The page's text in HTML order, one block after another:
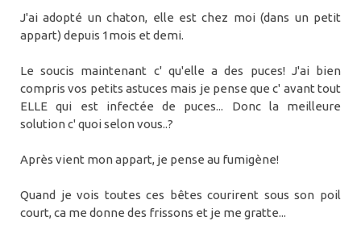
J'ai adopté un chaton, elle est chez moi (dans un petit
appart) depuis 1mois et demi.
Le soucis maintenant c' qu'elle a des puces! J'ai bien
compris vos petits astuces mais je pense que c' avant tout
ELLE qui est infectée de puces... Donc la meilleure
solution c' quoi selon vous..?
Après vient mon appart, je pense au fumigène!
Quand je vois toutes ces bêtes courirent sous son poil
court, ca me donne des frissons et je me gratte...